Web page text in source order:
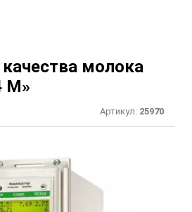
молока
M»
Артикул: 25970